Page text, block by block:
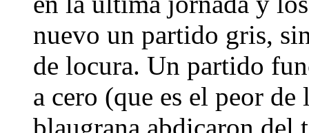
nuevo un partido gris,
de locura. Un partido
a cero (que es el peor
blaugrana abdicaron del